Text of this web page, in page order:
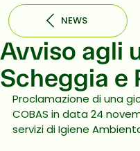
NEWS
Avviso agli
Scheggia e
Proclamazione di una
COBAS in data 24
servizi di Igiene